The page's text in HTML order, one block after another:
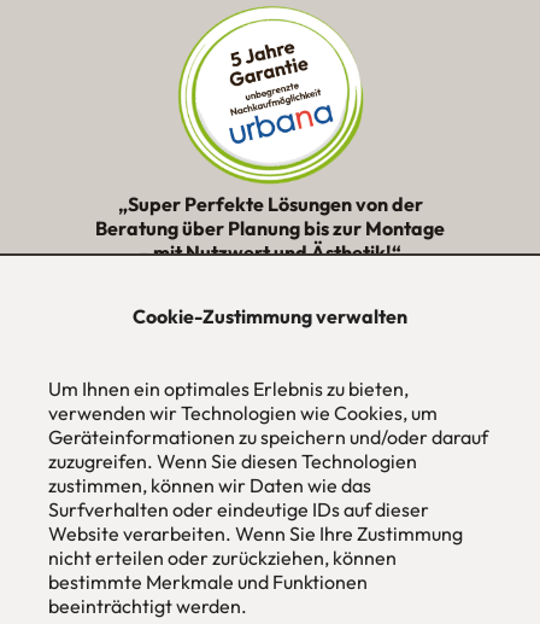
Cookie-Zustimmung verwalten
Um Ihnen ein optimales Erlebnis zu bieten,
verwenden wir Technologien wie Cookies, um
Geräteinformationen zu speichern und/oder darauf
zuzugreifen. Wenn Sie diesen Technologien
zustimmen, können wir Daten wie das
Surfverhalten oder eindeutige IDs auf dieser
Website verarbeiten. Wenn Sie Ihre Zustimmung
nicht erteilen oder zurückziehen, können
bestimmte Merkmale und Funktionen
beeinträchtigt werden.
„Super Perfekte Lösungen von der
Beratung über Planung bis zur Montage
– mit Nutzwert und Ästhetik!“
Individuelles Wohndesign
ohne Mehrpreis nach Maß
Hans Pinsel-Str. 1
im DreierHaus
85540Haar / München
089 / 420 44 535
Fax
089 / 456 00 646
E-Mail
mail@urbana-moebel.de